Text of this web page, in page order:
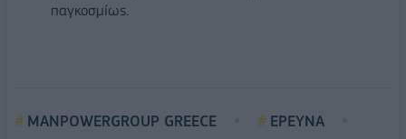
παγκοσμίως.
MANPOWERGROUP GREECE
ΕΡΕΥΝΑ